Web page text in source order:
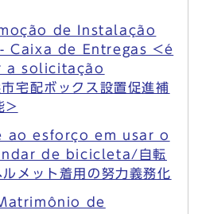
de Instalação
Caixa de Entregas <é
a solicitação
配ボックス設置促進補
>
ao esforço em usar o
de bicicleta/自転
メット着用の努力義務化
de